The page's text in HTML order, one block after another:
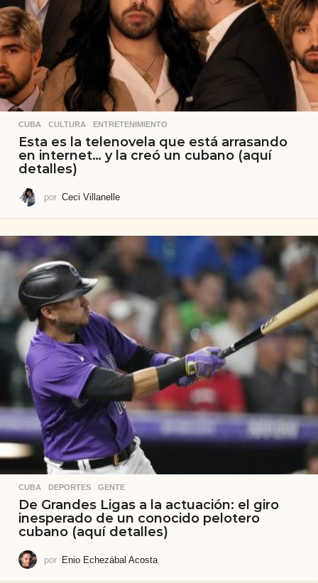
CUBA ,CULTURA ,ENTRETENIMIENTO
Esta es la telenovela que está arrasando
en internet… y la creó un cubano (aquí
detalles)
por Ceci Villanelle
CUBA ,DEPORTES ,GENTE
De Grandes Ligas a la actuación: el giro
inesperado de un conocido pelotero
cubano (aquí detalles)
por Enio Echezábal Acosta